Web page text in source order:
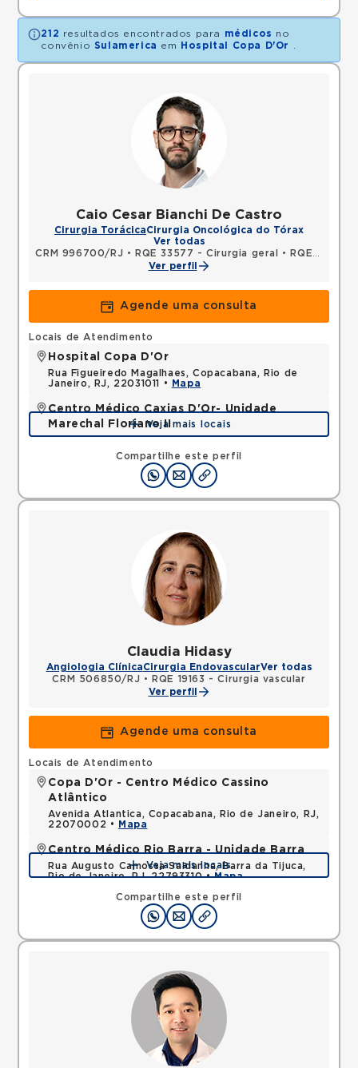
212 resultados encontrados para médicos no
convênio Sulamerica em Hospital Copa D'Or
Caio Cesar Bianchi De Castro
Cirurgia TorácicaCirurgia Oncológica do Tórax
Ver todas
CRM 996700/RJ • RQE 33577 - Cirurgia geral •
RQE 33578 - Cirurgia torácica
Ver perfil
Agende uma consulta
Compartilhe este perfil
Locais de Atendimento
Hospital Copa D'Or
Rua Figueiredo Magalhaes, Copacabana, Rio de
Janeiro, RJ, 22031011 •
Mapa
Centro Médico Caxias D'Or- Unidade
Marechal Floriano II
Avenida Perimetral Marechal Floriano, Jardim Vinte
e Cinco de Agosto, Duque de Caxias, RJ,
25075025 •Mapa
Veja mais locais
Claudia Hidasy
Angiologia ClínicaCirurgia EndovascularVer todas
CRM 506850/RJ •
RQE 19163 - Cirurgia vascular
Ver perfil
Agende uma consulta
Compartilhe este perfil
Locais de Atendimento
Copa D'Or - Centro Médico Cassino
Atlântico
Avenida Atlantica, Copacabana, Rio de Janeiro, RJ,
22070002 •
Mapa
Centro Médico Rio Barra - Unidade Barra
Rua Augusto Camossa Saldanha, Barra da Tijuca,
Rio de Janeiro, RJ, 22793310 •Mapa
Veja mais locais